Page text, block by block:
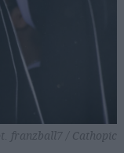
franzball7 / Cathopic